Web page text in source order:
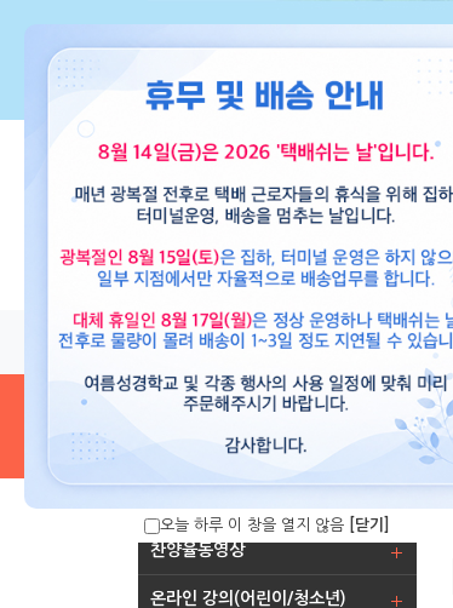
교재 도서
찬양율동영상
온라인 강의(어린이/청소년)
오늘 하루 이 창을 열지 않음 [닫기]